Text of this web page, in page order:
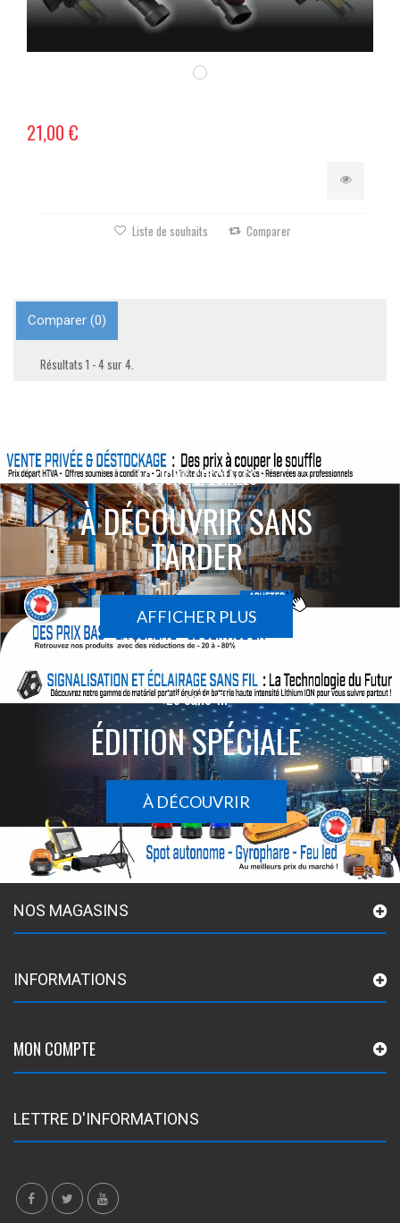
21,00 €
Liste de souhaits Comparer
Comparer (0)
Résultats 1 - 4 sur 4.
ACTIONS SPÉCIALES
À DÉCOUVRIR SANS
TARDER
AFFICHER PLUS
Le sans-fil
ÉDITION SPÉCIALE
À DÉCOUVRIR
NOS MAGASINS
INFORMATIONS
MON COMPTE
LETTRE D'INFORMATIONS